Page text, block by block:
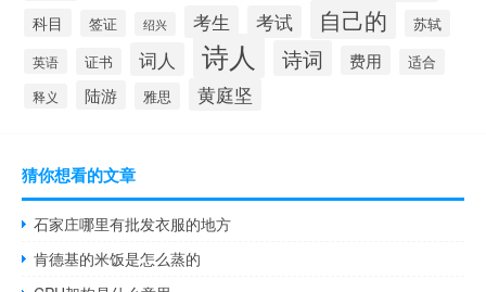
科目 签证 绍兴 考生 考试 自己的 苏轼
英语 证书 词人 诗人 诗词 费用 适合
释义 陆游 雅思 黄庭坚
猜你想看的文章
石家庄哪里有批发衣服的地方
肯德基的米饭是怎么蒸的